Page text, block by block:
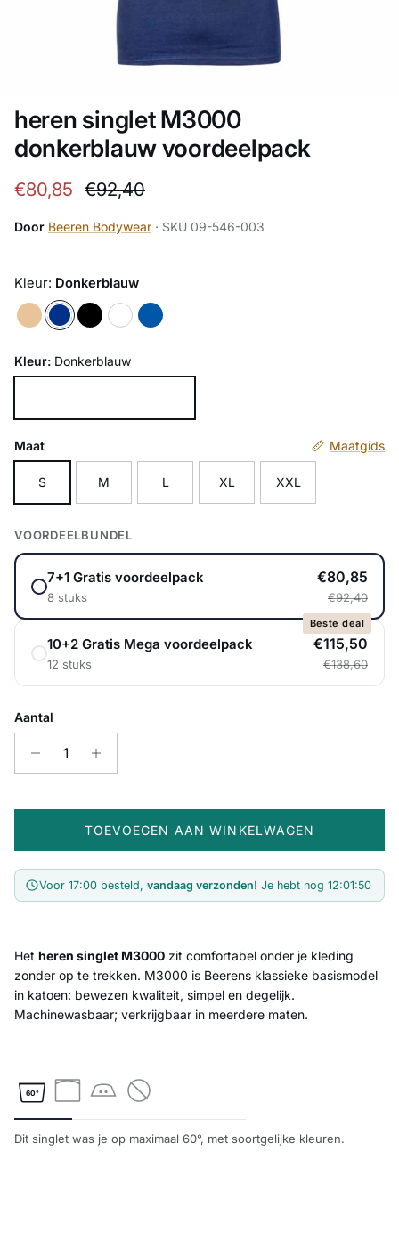
heren singlet M3000
donkerblauw voordeelpack
Verkoopprijs
€80,85 Reguliere prijs
€92,40
Door Beeren Bodywear · SKU 09-546-003
Kleur: Donkerblauw
Kleur: Donkerblauw
Maat Maatgids
S M L XL XXL
VOORDEELBUNDEL
7+1 Gratis voordeelpack
8 stuks
€80,85
€92,40
Beste deal
10+2 Gratis Mega voordeelpack
12 stuks
€115,50
€138,60
Aantal
TOEVOEGEN AAN WINKELWAGEN
Voor 17:00 besteld,vandaag verzonden! Je hebt nog12:01:49
Het heren singlet M3000 zit comfortabel onder je kleding
zonder op te trekken. M3000 is Beerens klassieke basismodel
in katoen: bewezen kwaliteit, simpel en degelijk.
Machinewasbaar; verkrijgbaar in meerdere maten.
60°
Dit singlet was je op maximaal 60°, met soortgelijke kleuren.